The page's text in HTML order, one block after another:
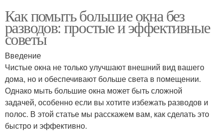
Как помыть большие окна без
разводов: простые и эффективные
советы
Введение
Чистые окна не только улучшают внешний вид вашего
дома, но и обеспечивают больше света в помещении.
Однако мыть большие окна может быть сложной
задачей, особенно если вы хотите избежать разводов и
полос. В этой статье мы расскажем вам, как сделать это
быстро и эффективно.